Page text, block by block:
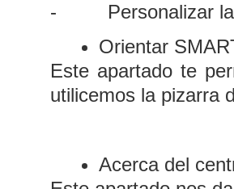
- Personalizar la
Orientar
Este apartado te
utilicemos la pizarra
Acerca del